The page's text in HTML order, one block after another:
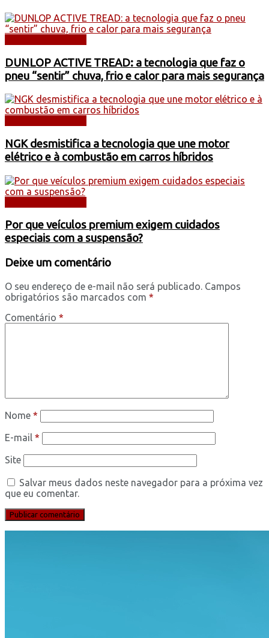
DUNLOP ACTIVE TREAD: a tecnologia que faz o
pneu “sentir” chuva, frio e calor para mais segurança
NGK desmistifica a tecnologia que une motor
elétrico e à combustão em carros híbridos
Por que veículos premium exigem cuidados
especiais com a suspensão?
Deixe um comentário
O seu endereço de e-mail não será publicado. Campos
obrigatórios são marcados com *
Comentário *
Nome *
E-mail *
Site
Salvar meus dados neste navegador para a próxima vez
que eu comentar.